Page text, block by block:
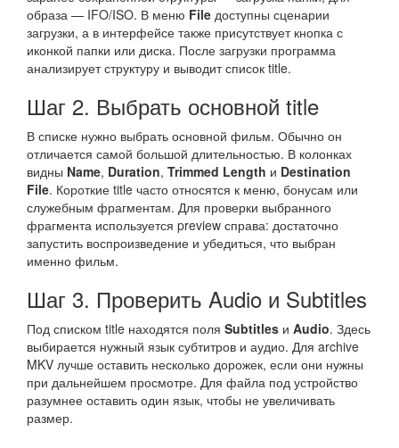
образа — IFO/ISO. В меню File доступны сценарии
загрузки, а в интерфейсе также присутствует кнопка с
иконкой папки или диска. После загрузки программа
анализирует структуру и выводит список title.
Шаг 2. Выбрать основной title
В списке нужно выбрать основной фильм. Обычно он
отличается самой большой длительностью. В колонках
видны Name, Duration, Trimmed Length и Destination
File. Короткие title часто относятся к меню, бонусам или
служебным фрагментам. Для проверки выбранного
фрагмента используется preview справа: достаточно
запустить воспроизведение и убедиться, что выбран
именно фильм.
Шаг 3. Проверить Audio и Subtitles
Под списком title находятся поля Subtitles и Audio. Здесь
выбирается нужный язык субтитров и аудио. Для archive
MKV лучше оставить несколько дорожек, если они нужны
при дальнейшем просмотре. Для файла под устройство
разумнее оставить один язык, чтобы не увеличивать
размер.